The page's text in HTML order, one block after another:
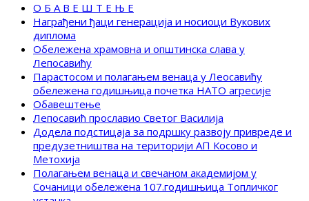
О Б А В Е Ш Т Е Њ Е
Награђени ђаци генерација и носиоци Вукових
диплома
Обележена храмовна и општинска слава у
Лепосавићу
Парастосом и полагањем венаца у Леосавићу
обележена годишњица почетка НАТО агресије
Обавештење
Лепосавић прославио Светог Василија
Додела подстицаја за подршку развоју привреде и
предузетништва на територији АП Косово и
Метохија
Полагањем венаца и свечаном академијом у
Сочаници обележена 107.годишњица Топличког